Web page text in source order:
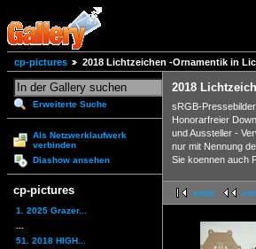
cp-pictures 2018 Lichtzeichen -Ornamentik in
Erweiterte Suche
Als Netzwerklaufwerk
verbinden
Diashow ansehen
cp-pictures
1. 2025 Grazer...
51. 2018 HIGH...
2018
sRGB-
Honorarfreier
und Aussteller -
nur mit Nennung
Sie koennen auch
erste